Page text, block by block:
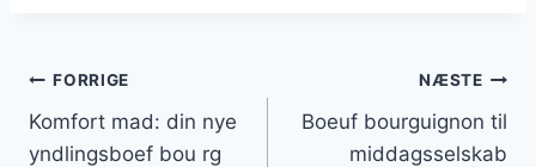
Indlægsnavigation
FORRIGE
Komfort mad: din nye
yndlingsboef bou rg
NÆSTE
Boeuf bourguignon til
middagsselskab